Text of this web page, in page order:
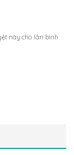
này cho lần bình